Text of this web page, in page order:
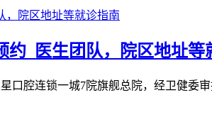
约_医生团队，院区地址等
口腔连锁一城7院旗舰总院，经卫健委